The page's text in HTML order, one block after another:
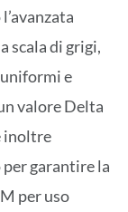
scala di grigi,
e
valore Delta
inoltre
garantire la
per uso